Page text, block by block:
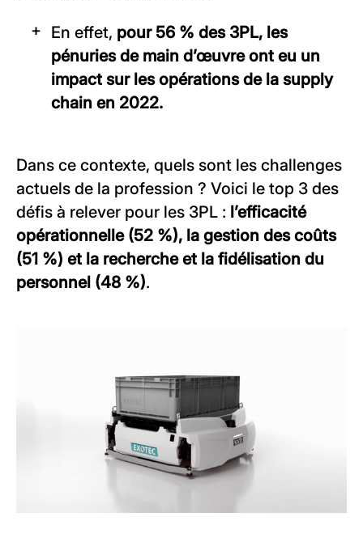
En effet, pour 56 % des 3PL, les
pénuries de main d’œuvre ont eu un
impact sur les opérations de la supply
chain en 2022.
Dans ce contexte, quels sont les challenges
actuels de la profession ? Voici le top 3 des
défis à relever pour les 3PL : l’efficacité
opérationnelle (52 %), la gestion des coûts
(51 %) et la recherche et la fidélisation du
personnel (48 %).